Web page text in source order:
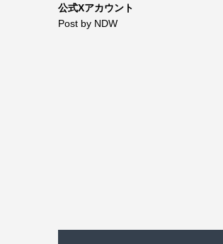
公式Xアカウント
Post by NDW